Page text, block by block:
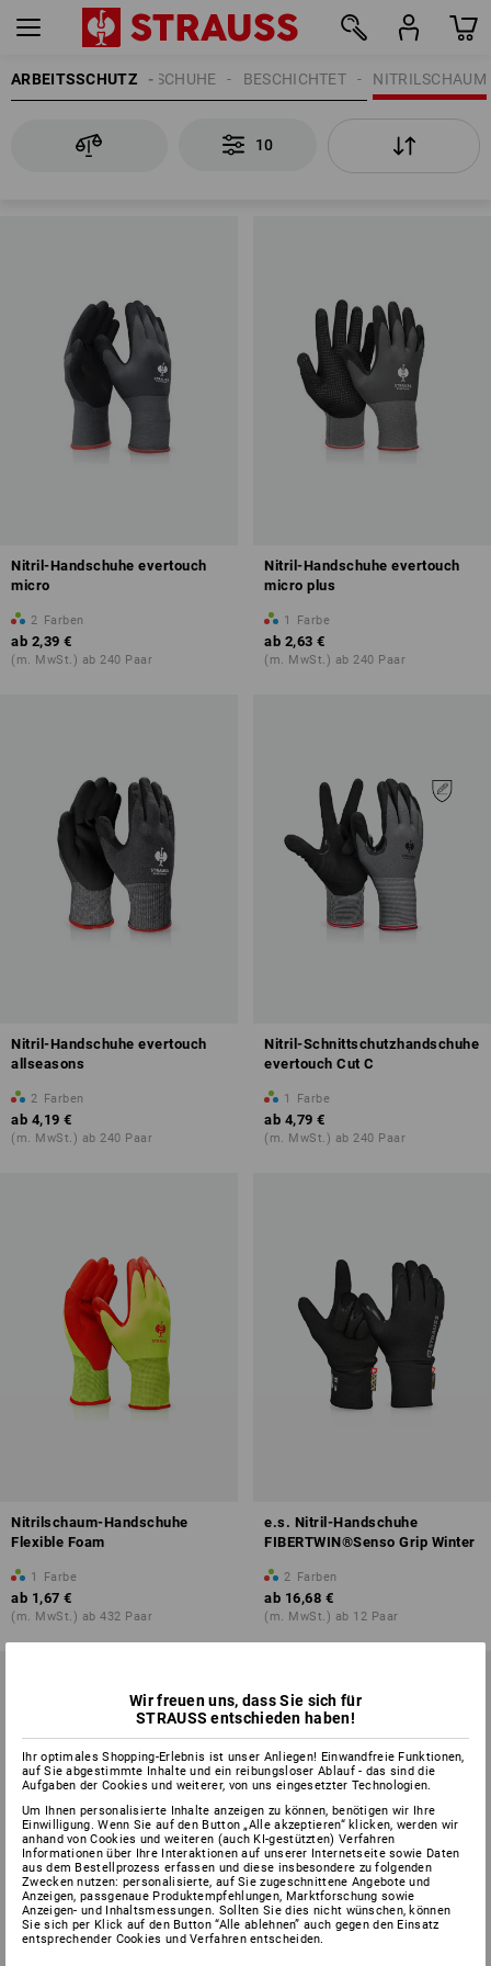
ARBEITSSCHUTZ NITRILSCHAUM
BESCHICHTET
HANDSCHUHE
10
Nitril-Handschuhe evertouch
micro
2 Farben
ab 2,39 €
(m. MwSt.) ab 240 Paar
Nitril-Handschuhe evertouch
micro plus
1 Farbe
ab 2,63 €
(m. MwSt.) ab 240 Paar
Nitril-Handschuhe evertouch
allseasons
2 Farben
ab 4,19 €
(m. MwSt.) ab 240 Paar
Nitril-Schnittschutzhandschuhe
evertouch Cut C
1 Farbe
ab 4,79 €
(m. MwSt.) ab 240 Paar
Nitrilschaum-Handschuhe
Flexible Foam
1 Farbe
ab 1,67 €
(m. MwSt.) ab 432 Paar
e.s. Nitril-Handschuhe
FIBERTWIN®Senso Grip Winter
2 Farben
ab 16,68 €
(m. MwSt.) ab 12 Paar
Wir freuen uns, dass Sie sich für
STRAUSS entschieden haben!
Ihr optimales Shopping-Erlebnis ist unser Anliegen! Einwandfreie Funktionen,
auf Sie abgestimmte Inhalte und ein reibungsloser Ablauf - das sind die
Aufgaben der Cookies und weiterer, von uns eingesetzter Technologien.
Um Ihnen personalisierte Inhalte anzeigen zu können, benötigen wir Ihre
Einwilligung. Wenn Sie auf den Button „Alle akzeptieren“ klicken, werden wir
anhand von Cookies und weiteren (auch KI-gestützten) Verfahren
Informationen über Ihre Interaktionen auf unserer Internetseite sowie Daten
aus dem Bestellprozess erfassen und diese insbesondere zu folgenden
Zwecken nutzen: personalisierte, auf Sie zugeschnittene Angebote und
Anzeigen, passgenaue Produktempfehlungen, Marktforschung sowie
Anzeigen- und Inhaltsmessungen. Sollten Sie dies nicht wünschen, können
Sie sich per Klick auf den Button “Alle ablehnen” auch gegen den Einsatz
entsprechender Cookies und Verfahren entscheiden.